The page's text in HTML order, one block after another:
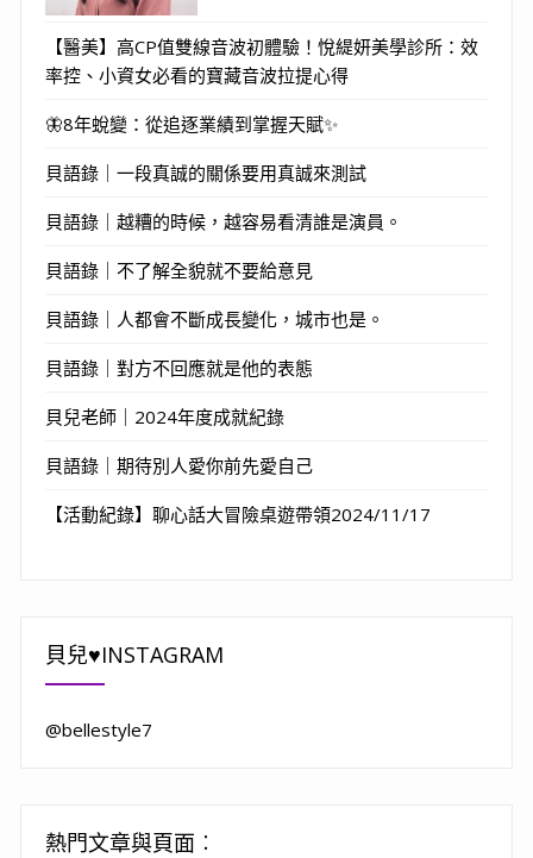
【醫美】高CP值雙線音波初體驗！悅緹妍美學診所：效
率控、小資女必看的寶藏音波拉提心得
🦋8年蛻變：從追逐業績到掌握天賦✨
貝語錄｜一段真誠的關係要用真誠來測試
貝語錄｜越糟的時候，越容易看清誰是演員。
貝語錄｜不了解全貌就不要給意見
貝語錄｜人都會不斷成長變化，城市也是。
貝語錄｜對方不回應就是他的表態
貝兒老師｜2024年度成就紀錄
貝語錄｜期待別人愛你前先愛自己
【活動紀錄】聊心話大冒險桌遊帶領2024/11/17
貝兒♥INSTAGRAM
@bellestyle7
熱門文章與頁面︰